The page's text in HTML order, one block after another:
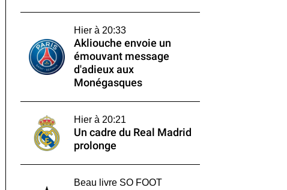
Hier à 20:33
Akliouche envoie un
émouvant message
d'adieux aux
Monégasques
Hier à 20:21
Un cadre du Real Madrid
prolonge
Beau livre SO FOOT